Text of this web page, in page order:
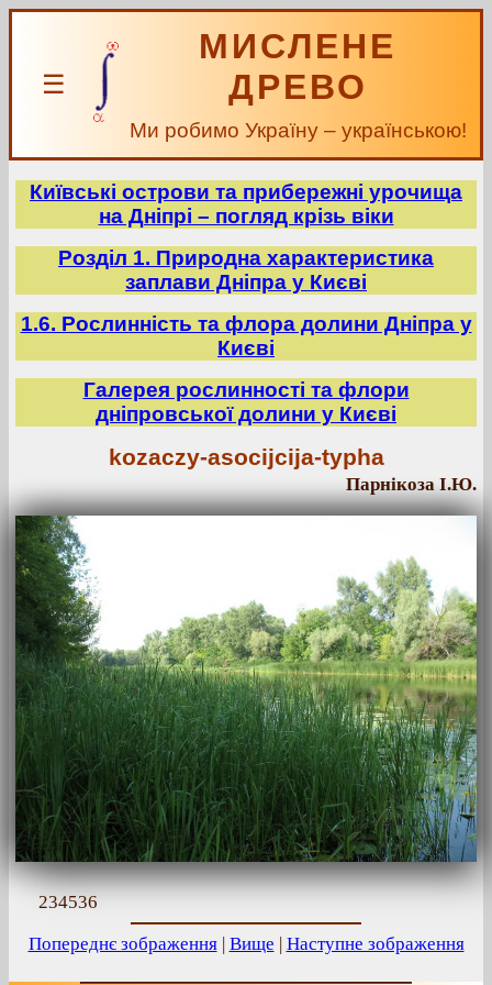
☰
МИСЛЕНЕ
ДРЕВО
Ми робимо Україну – українською!
Київські острови та прибережні урочища
на Дніпрі – погляд крізь віки
Розділ 1. Природна характеристика
заплави Дніпра у Києві
1.6. Рослинність та флора долини Дніпра у
Києві
Галерея рослинності та флори
дніпровської долини у Києві
kozaczy-asocijcija-typha
Парнікоза І.Ю.
234536
Попереднє зображення| Вище | Наступне зображення